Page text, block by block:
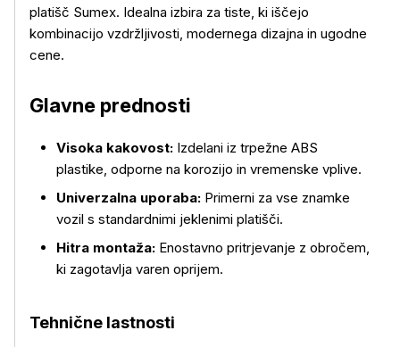
Več o izdelku
platišč Sumex. Idealna izbira za tiste, ki iščejo
kombinacijo vzdržljivosti, modernega dizajna in ugodne
cene.
Glavne prednosti
Visoka kakovost: Izdelani iz trpežne ABS
plastike, odporne na korozijo in vremenske vplive.
Univerzalna uporaba: Primerni za vse znamke
vozil s standardnimi jeklenimi platišči.
Hitra montaža: Enostavno pritrjevanje z obročem,
ki zagotavlja varen oprijem.
Tehnične lastnosti